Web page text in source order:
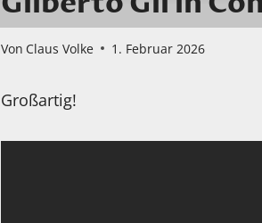
Von Claus Volke 1. Februar 2026
Großartig!